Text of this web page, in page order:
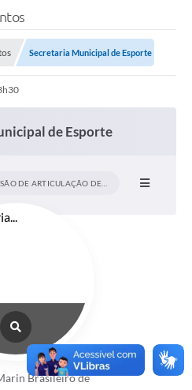
Secretaria Municipal de Esporte
de Esporte
Brasileiro de